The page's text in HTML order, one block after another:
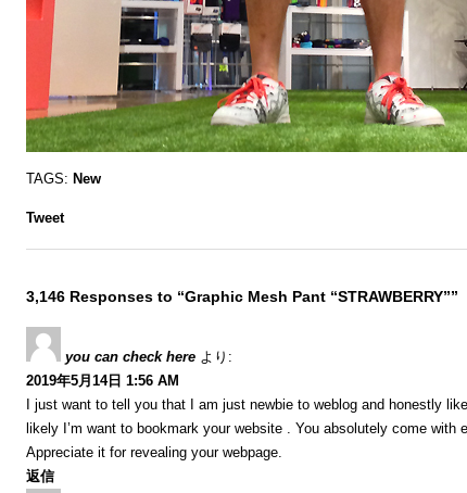
TAGS: New
Tweet
3,146 Responses to “Graphic Mesh Pant “STRAWBERRY””
you can check here より:
2019年5月14日 1:56 AM
I just want to tell you that I am just newbie to weblog and honestly
likely I’m want to bookmark your website . You absolutely come with
Appreciate it for revealing your webpage.
返信